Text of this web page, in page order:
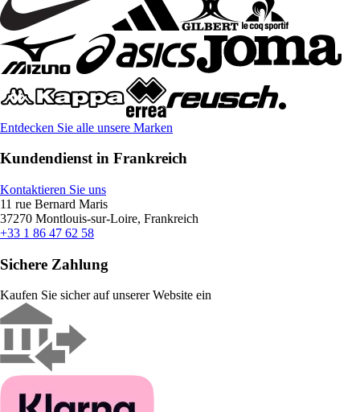
Entdecken Sie alle unsere Marken
Kundendienst in Frankreich
Kontaktieren Sie uns
11 rue Bernard Maris
37270 Montlouis-sur-Loire, Frankreich
+33 1 86 47 62 58
Sichere Zahlung
Kaufen Sie sicher auf unserer Website ein